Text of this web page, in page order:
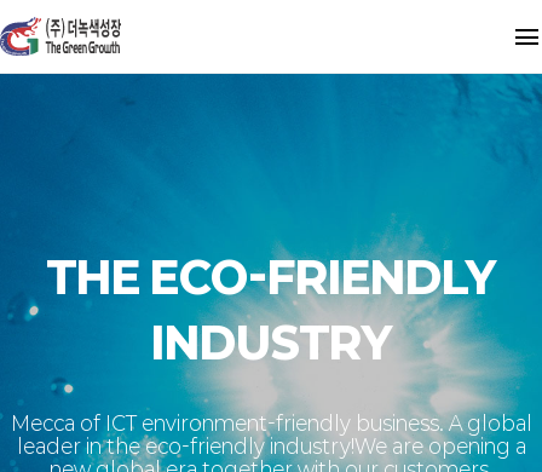
오시는길
음식물처리기
재난안전키트
CONTACT
쇼핑몰
THE ECO-FRIENDLY
INDUSTRY
Mecca of ICT environment-friendly business. A global
leader in the eco-friendly industry!We are opening a